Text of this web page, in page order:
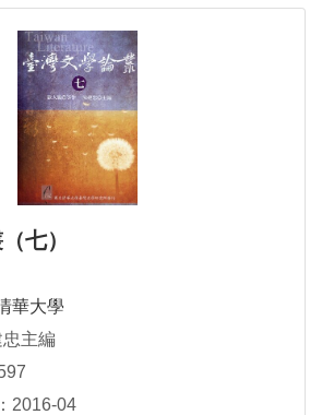
七）
華大學
主編
2016-04